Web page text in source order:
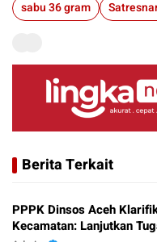
sabu 36 gram
Berita Terkait
PPPK Dinsos Aceh
Kecamatan: Lanjutkan